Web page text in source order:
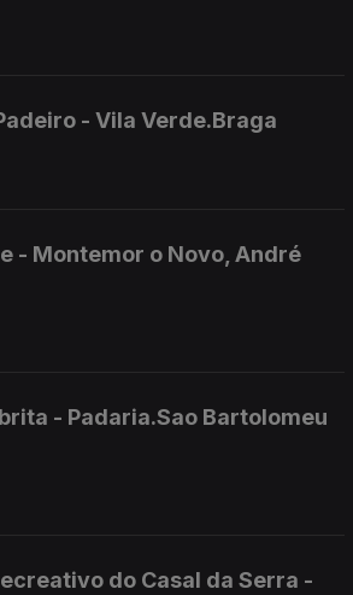
- Vila Verde.Braga
- Montemor o Novo, André
- Padaria.Sao Bartolomeu
do Casal da Serra -